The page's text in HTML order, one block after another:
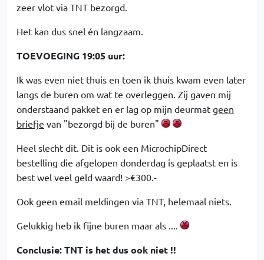
zeer vlot via TNT bezorgd.
Het kan dus snel én langzaam.
TOEVOEGING 19:05 uur:
Ik was even niet thuis en toen ik thuis kwam even later
langs de buren om wat te overleggen. Zij gaven mij
onderstaand pakket en er lag op mijn deurmat geen
briefje van "bezorgd bij de buren"
Heel slecht dit. Dit is ook een MicrochipDirect
bestelling die afgelopen donderdag is geplaatst en is
best wel veel geld waard! >€300.-
Ook geen email meldingen via TNT, helemaal niets.
Gelukkig heb ik fijne buren maar als ....
Conclusie: TNT is het dus ook niet !!